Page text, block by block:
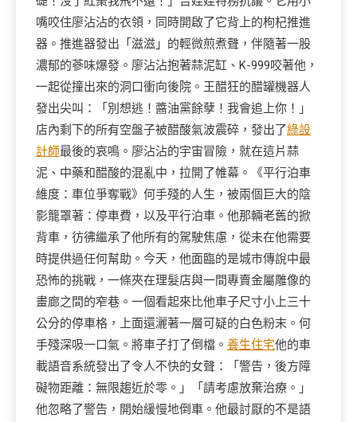
嘴咬住廖沾沾的衣領，同時開啟了它背上的枸杞推進
器。推進器發出「滋滋」的輕微煎煮聲，伴隨著一股
濃郁的蔘味爆發。廖沾沾抱著蒜泥缸、K-999咬著他，
一起從撞出來的洞口衝向後院。王醋狂的醋罐機器人
發出尖叫：「別想逃！醬油黨餘孽！我會追上你！」
店內剩下的所有空盤子被醋酸氣波震碎，發出了綠設
計師最後的哀鳴。廖沾沾的宇宙冒險，就在這片蒜
泥、中藥和醋酸的混亂中，拉開了帷幕。《平行泊車
維度：車位爭奪戰》何手殘的人生，被兩個巨大的陰
影籠罩著：停車費，以及平行泊車。他那輛老舊的掀
背車，彷彿繼承了他所有的駕駛焦慮，從未在他需要
時提供過任何幫助。今天，他面臨的是城市傳說中最
恐怖的挑戰，一條夾在理髮店與一間專賣金屬雕像的
畫廊之間的窄巷。一個看起來比他車子尺寸小上三十
公分的停車格，上面還灑著一層可疑的白色粉末。何
手殘深吸一口氣。將車子打了倒檔。 養生住宅他的車
載語音系統發出了令人不快的女聲：「警告，後方障
礙物距離：無限趨近於零。」「請考慮放棄治療。」
他忽略了警告，開始緩慢地倒車。他最討厭的不是語